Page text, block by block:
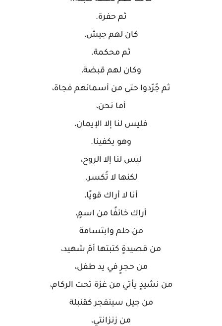
ثم حفرة.
كان لهم جيش،
ثم محكمة.
وكان لهم قبضة،
ثم جُرّدوا حتى من أسمائهم فجاة،
أما نحن،
فليس لنا إلا الإيمان،
وهو يكفينا.
ليس لنا إلا الروح،
لكنها لا تُكسر.
أنا لا أراك قويًا،
أراك خائفًا من اسمٍ،
من حلم وابتسامة
من قصيدةٍ كتبتها أمّ شهيد،
من حجرٍ في يد طفل،
من نشيدٍ يأتي من غزة تحت الركام،
من جيل سينفجر كقنبلة
من زنزانتي،